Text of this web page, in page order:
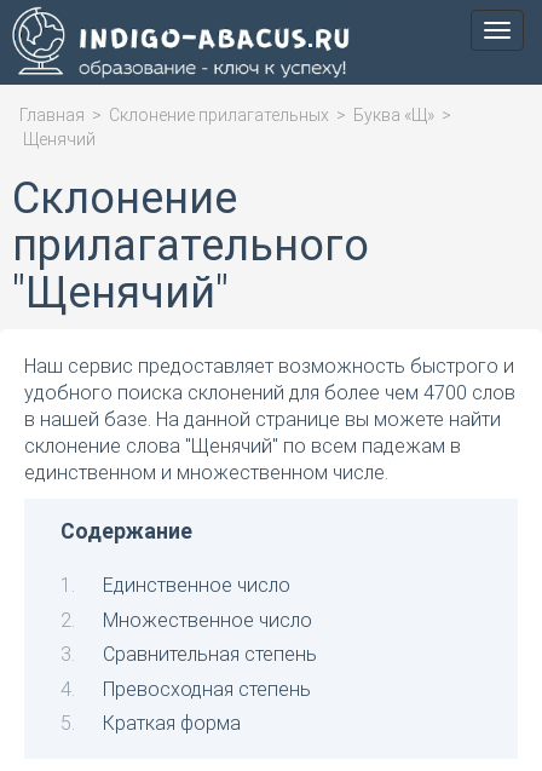
Меню
Главная > Склонение прилагательных > Буква «Щ» >
Щенячий
Склонение
прилагательного
"Щенячий"
Наш сервис предоставляет возможность быстрого и
удобного поиска склонений для более чем 4700 слов
в нашей базе. На данной странице вы можете найти
склонение слова "Щенячий" по всем падежам в
единственном и множественном числе.
Содержание
Единственное число
Множественное число
Сравнительная степень
Превосходная степень
Краткая форма